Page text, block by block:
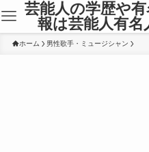
芸能人の学歴や
報は芸能人有
ホーム 男性歌手・ミュージシャン